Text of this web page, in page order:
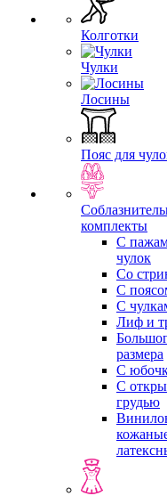
Колготки
Чулки
Лосины
Пояс для
комплекты
С
чулок
Со
С
С
Лиф и
размера
С
С
грудью